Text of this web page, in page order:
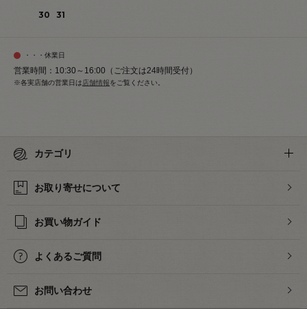
30
31
・・・休業日
営業時間：10:30～16:00（ご注文は24時間受付）
※各実店舗の営業日は 店舗情報をご覧ください。
カテゴリ
お取り寄せについて
お買い物ガイド
よくあるご質問
お問い合わせ